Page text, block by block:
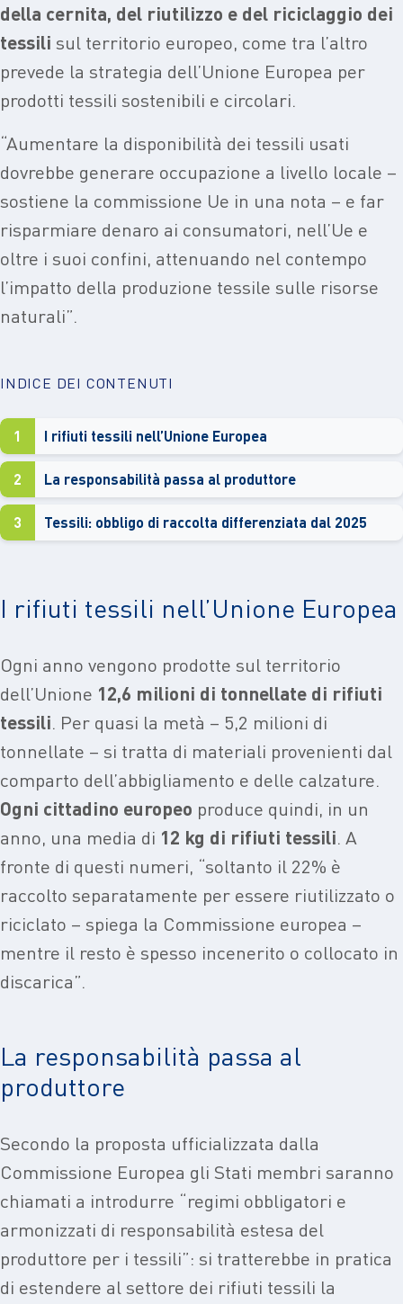
della cernita, del riutilizzo e del riciclaggio dei
tessili sul territorio europeo, come tra l’altro
prevede la strategia dell’Unione Europea per
prodotti tessili sostenibili e circolari.
“Aumentare la disponibilità dei tessili usati
dovrebbe generare occupazione a livello locale –
sostiene la commissione Ue in una nota – e far
risparmiare denaro ai consumatori, nell’Ue e
oltre i suoi confini, attenuando nel contempo
l’impatto della produzione tessile sulle risorse
naturali”.
INDICE DEI CONTENUTI
1 I rifiuti tessili nell’Unione Europea
2 La responsabilità passa al produttore
3 Tessili: obbligo di raccolta differenziata dal 2025
I rifiuti tessili nell’Unione Europea
Ogni anno vengono prodotte sul territorio
dell’Unione 12,6 milioni di tonnellate di rifiuti
tessili. Per quasi la metà – 5,2 milioni di
tonnellate – si tratta di materiali provenienti dal
comparto dell’abbigliamento e delle calzature.
Ogni cittadino europeo produce quindi, in un
anno, una media di 12 kg di rifiuti tessili. A
fronte di questi numeri, “soltanto il 22% è
raccolto separatamente per essere riutilizzato o
riciclato – spiega la Commissione europea –
mentre il resto è spesso incenerito o collocato in
discarica”.
La responsabilità passa al
produttore
Secondo la proposta ufficializzata dalla
Commissione Europea gli Stati membri saranno
chiamati a introdurre “regimi obbligatori e
armonizzati di responsabilità estesa del
produttore per i tessili”: si tratterebbe in pratica
di estendere al settore dei rifiuti tessili la